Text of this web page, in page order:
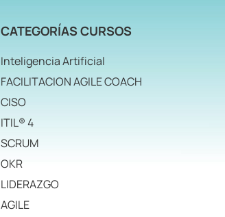
CATEGORÍAS CURSOS
Inteligencia Artificial
FACILITACION AGILE COACH
CISO
ITIL® 4
SCRUM
OKR
LIDERAZGO
AGILE